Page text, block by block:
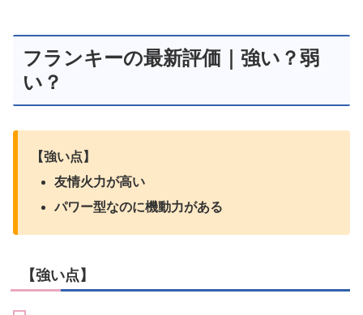
フランキーの最新評価｜強い？弱
い？
【強い点】
友情火力が高い
パワー型なのに機動力がある
【強い点】